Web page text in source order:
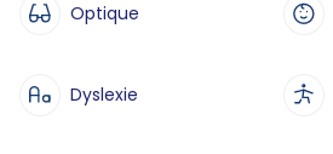
Optique
Dyslexie